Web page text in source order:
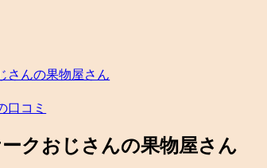
さんの果物屋さん
口コミ
クおじさんの果物屋さん